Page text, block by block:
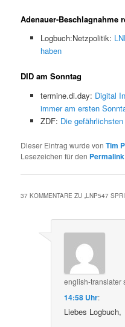
Adenauer-Beschlagnahme
Logbuch:Netzpolitik:
haben
DID am Sonntag
termine.di.day: Digital
immer am ersten
ZDF: Die
Dieser Eintrag wurde vonTim
Lesezeichen für den Permalink
37 KOMMENTARE ZU „LNP547
english-translater
14:58 Uhr:
Liebes Logbuch,